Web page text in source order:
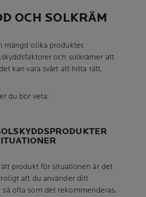
OCH SOLKRÄM
mängd olika produkter,
och solkrämer att
kan vara svårt att hitta rätt.
du bör veta:
produkt för situationen är det
att du använder ditt
ofta som det rekommenderas.